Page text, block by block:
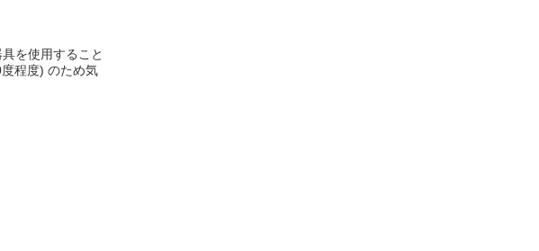
を使用すること
程度) のため気